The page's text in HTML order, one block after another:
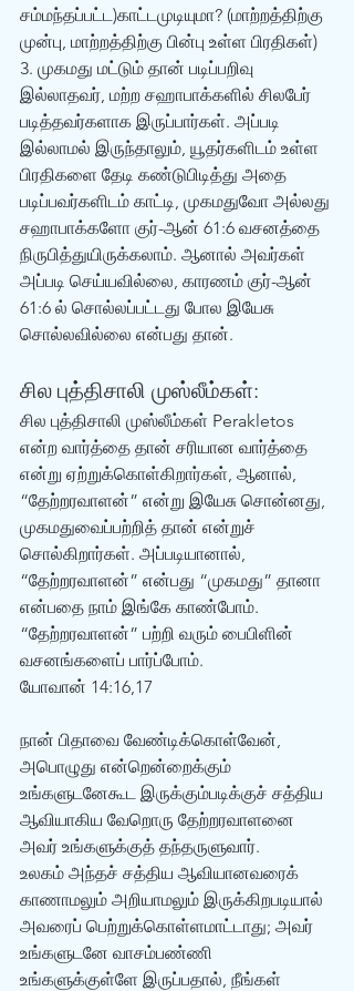
சம்மந்தப்பட்ட)காட்டமுடியுமா? (மாற்றத்திற்கு
முன்பு, மாற்றத்திற்கு பின்பு உள்ள பிரதிகள்)
3. முகமது மட்டும் தான் படிப்பறிவு
இல்லாதவர், மற்ற சஹாபாக்களில் சிலபேர்
படித்தவர்களாக இருப்பார்கள். அப்படி
இல்லாமல் இருந்தாலும், யூதர்களிடம் உள்ள
பிரதிகளை தேடி கண்டுபிடித்து அதை
படிப்பவர்களிடம் காட்டி, முகமதுவோ அல்லது
சஹாபாக்களோ குர்-ஆன் 61:6 வசனத்தை
நிருபித்துயிருக்கலாம். ஆனால் அவர்கள்
அப்படி செய்யவில்லை, காரணம் குர்-ஆன்
61:6 ல் சொல்லப்பட்டது போல இயேசு
சொல்லவில்லை என்பது தான்.
சில புத்திசாலி முஸ்லீம்கள்:
சில புத்திசாலி முஸ்லீம்கள் Perakletos
என்ற வார்த்தை தான் சரியான வார்த்தை
என்று ஏற்றுக்கொள்கிறார்கள், ஆனால்,
“தேற்றரவாளன்” என்று இயேசு சொன்னது,
முகமதுவைப்பற்றித் தான் என்றுச்
சொல்கிறார்கள். அப்படியானால்,
“தேற்றரவாளன்” என்பது “முகமது” தானா
என்பதை நாம் இங்கே காண்போம்.
“தேற்றரவாளன்” பற்றி வரும் பைபிளின்
வசனங்களைப் பார்ப்போம்.
யோவான் 14:16,17
நான் பிதாவை வேண்டிக்கொள்வேன்,
அபொழுது என்றென்றைக்கும்
உங்களுடனேகூட இருக்கும்படிக்குச் சத்திய
ஆவியாகிய வேறொரு தேற்றரவாளனை
அவர் உங்களுக்குத் தந்தருளுவார்.
உலகம் அந்தச் சத்திய ஆவியானவரைக்
காணாமலும் அறியாமலும் இருக்கிறபடியால்
அவரைப் பெற்றுக்கொள்ளமாட்டாது; அவர்
உங்களுடனே வாசம்பண்ணி
உங்களுக்குள்ளே இருப்பதால், நீங்கள்